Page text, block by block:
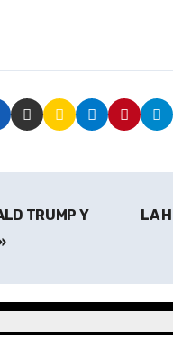
TRUMP Y
LA